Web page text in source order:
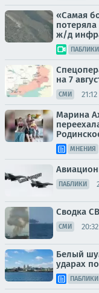
«Самая
ж/д
ПАБЛИКИ
на 7
СМИ 21:12
Марина
МНЕНИЯ
ПАБЛИКИ
Сводка
СМИ 20:32
Белый
ударах
ПАБЛИКИ